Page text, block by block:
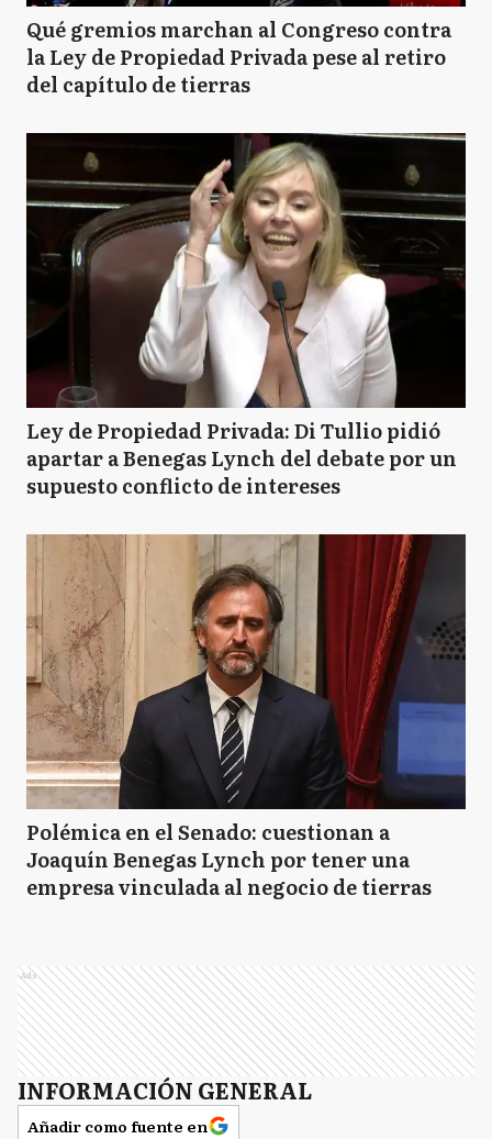
Qué gremios marchan al Congreso contra
la Ley de Propiedad Privada pese al retiro
del capítulo de tierras
Ley de Propiedad Privada: Di Tullio pidió
apartar a Benegas Lynch del debate por un
supuesto conflicto de intereses
Polémica en el Senado: cuestionan a
Joaquín Benegas Lynch por tener una
empresa vinculada al negocio de tierras
Ads
INFORMACIÓN GENERAL
Añadir como fuente en